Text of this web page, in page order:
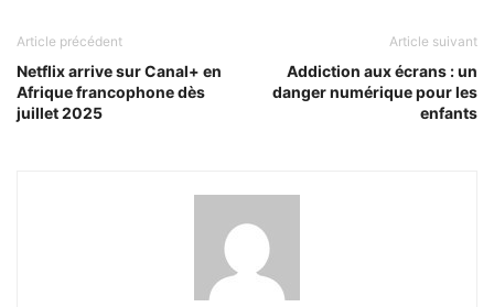
Article précédent
Netflix arrive sur Canal+ en
Afrique francophone dès
juillet 2025
Article suivant
Addiction aux écrans : un
danger numérique pour les
enfants